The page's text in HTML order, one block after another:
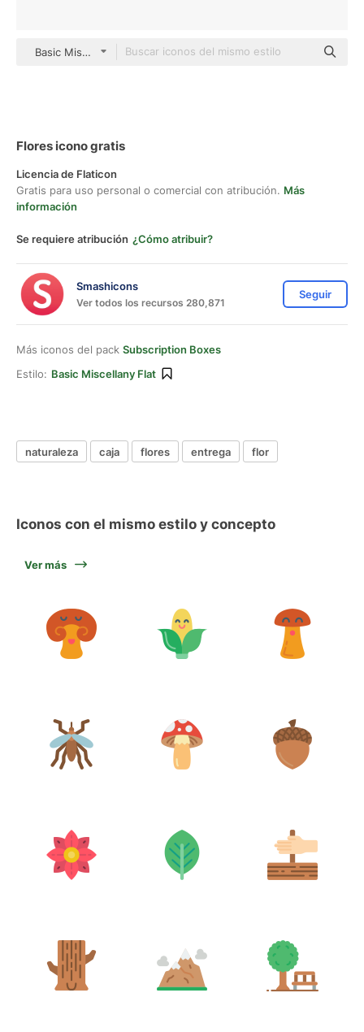
Basic Miscellany Flat
Flores icono gratis
Licencia de Flaticon
Gratis para uso personal o comercial con atribución. Más
información
Se requiere atribución ¿Cómo atribuir?
Smashicons
Ver todos los recursos 280,871
Seguir
Más iconos del pack Subscription Boxes
Estilo: Basic Miscellany Flat
naturaleza caja flores entrega flor
Iconos con el mismo estilo y concepto
Ver más